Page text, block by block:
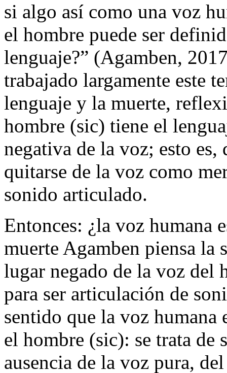
si algo así como una voz
el hombre puede ser
lenguaje?” (Agamben,
trabajado largamente este
lenguaje y la muerte,
hombre (sic) tiene el
negativa de la voz; esto es,
quitarse de la voz como
sonido articulado.
Entonces: ¿la voz humana
muerte Agamben piensa la
lugar negado de la voz del
para ser articulación de
sentido que la voz humana
el hombre (sic): se trata de
ausencia de la voz pura,